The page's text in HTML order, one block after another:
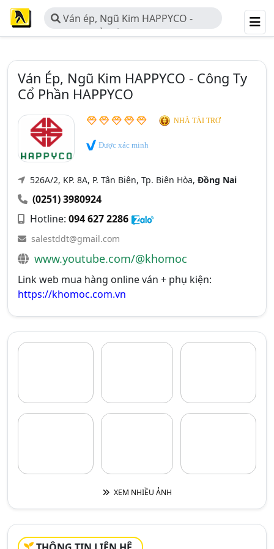
Ván ép, Ngũ Kim HAPPYCO -
Công Ty Cổ Phần HAPPYCO
Ván Ép, Ngũ Kim HAPPYCO - Công Ty
Cổ Phần HAPPYCO
NHÀ TÀI TRỢ
Được xác minh
526A/2, KP. 8A, P. Tân Biên, Tp. Biên Hòa, Đồng Nai
(0251) 3980924
Hotline: 094 627 2286
salestddt@gmail.com
www.youtube.com/@khomoc
Link web mua hàng online ván + phụ kiện:
https://khomoc.com.vn
XEM NHIỀU ẢNH